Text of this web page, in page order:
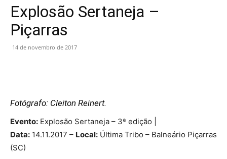
Explosão Sertaneja –
Piçarras
14 de novembro de 2017
Fotógrafo: Cleiton Reinert.
Evento: Explosão Sertaneja – 3ª edição |
Data: 14.11.2017 – Local: Última Tribo – Balneário Piçarras
(SC)